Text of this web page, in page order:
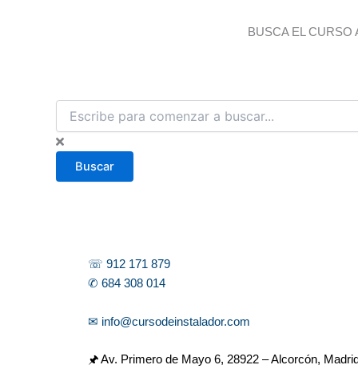
BUSCA EL CURSO
B
s
c
Buscar
☏ 912 171 879
✆ 684 308 014
✉ info@cursodeinstalador.com
🖈 Av. Primero de Mayo 6, 28922 – Alcorcón,